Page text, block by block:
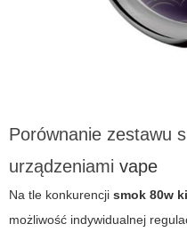
Porównanie zestawu
urządzeniami vape
Na tle konkurencji smok 80w
możliwość indywidualnej